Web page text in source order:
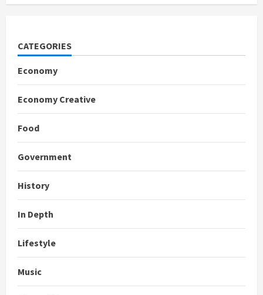
CATEGORIES
Economy
Economy Creative
Food
Government
History
In Depth
Lifestyle
Music